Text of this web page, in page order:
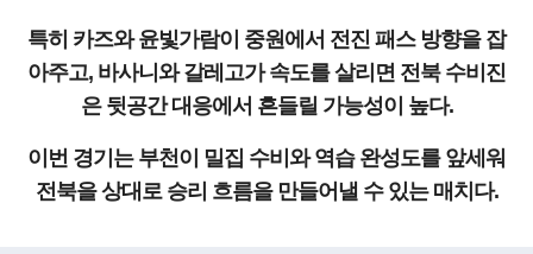
특히 카즈와 윤빛가람이 중원에서 전진 패스 방향을 잡
아주고, 바사니와 갈레고가 속도를 살리면 전북 수비진
은 뒷공간 대응에서 흔들릴 가능성이 높다.
이번 경기는 부천이 밀집 수비와 역습 완성도를 앞세워
전북을 상대로 승리 흐름을 만들어낼 수 있는 매치다.